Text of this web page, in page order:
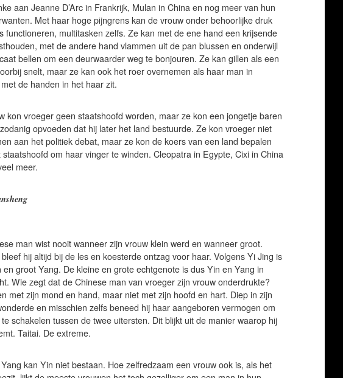
aan Jeanne D’Arc in Frankrijk, Mulan in China en nog meer van hun
Met haar hoge pijngrens kan de vrouw onder behoorlijke druk
functioneren, multitasken zelfs. Ze kan met de ene hand een krijsende
met de andere hand vlammen uit de pan blussen en onderwijl
bellen om een deurwaarder weg te bonjouren. Ze kan gillen als een
snelt, maar ze kan ook het roer overnemen als haar man in
de handen in het haar zit.
kon vroeger geen staatshoofd worden, maar ze kon een jongetje baren
opvoeden dat hij later het land bestuurde. Ze kon vroeger niet
aan het politiek debat, maar ze kon de koers van een land bepalen
staatshoofd om haar vinger te winden. Cleopatra in Egypte, Cixi in China
meer.
man wist nooit wanneer zijn vrouw klein werd en wanneer groot.
hij altijd bij de les en koesterde ontzag voor haar. Volgens Yi Jing is
en groot Yang. De kleine en grote echtgenote is dus Yin en Yang in
Wie zegt dat de Chinese man van vroeger zijn vrouw onderdrukte?
met zijn mond en hand, maar niet met zijn hoofd en hart. Diep in zijn
en misschien zelfs beneed hij haar aangeboren vermogen om
schakelen tussen de twee uitersten. Dit blijkt uit de manier waarop hij
Taitai. De extreme.
kan Yin niet bestaan. Hoe zelfredzaam een vrouw ook is, als het